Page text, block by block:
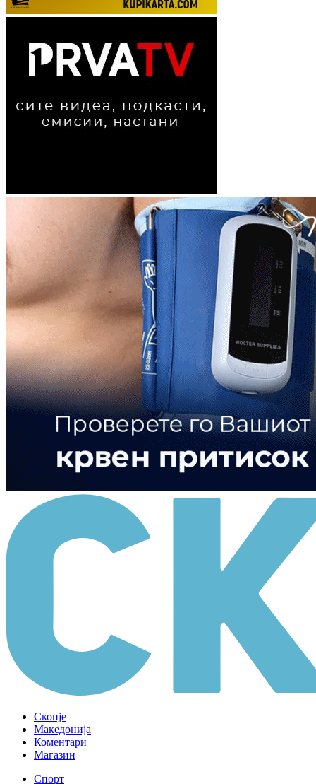
Скопје
Македонија
Коментари
Магазин
Спорт